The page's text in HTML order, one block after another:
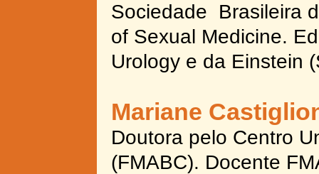
Sociedade Brasileira
of Sexual Medicine.
Urology e da Einstein
Mariane
Doutora pelo Centro
(FMABC). Docente